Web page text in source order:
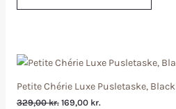
Petite Chérie Luxe Pusletaske, Black
329,00kr. 169,00 kr.